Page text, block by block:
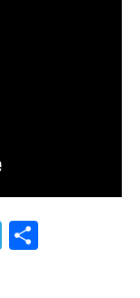
Telegram